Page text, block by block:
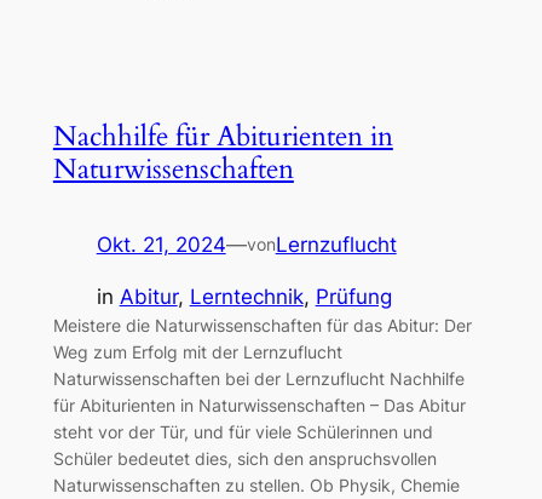
Nachhilfe für Abiturienten in
Naturwissenschaften
Okt. 21, 2024—vonLernzuflucht
in Abitur, Lerntechnik, Prüfung
Meistere die Naturwissenschaften für das Abitur: Der
Weg zum Erfolg mit der Lernzuflucht
Naturwissenschaften bei der Lernzuflucht Nachhilfe
für Abiturienten in Naturwissenschaften – Das Abitur
steht vor der Tür, und für viele Schülerinnen und
Schüler bedeutet dies, sich den anspruchsvollen
Naturwissenschaften zu stellen. Ob Physik, Chemie